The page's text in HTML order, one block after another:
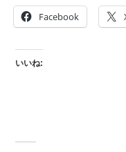
Facebook
いいね: